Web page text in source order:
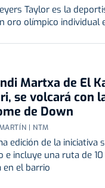
Taylor es la
oro olímpico individual
Martxa de El
se volcará con
de Down
| NTM
edición de la iniciativa
e incluye una ruta de
en el barrio